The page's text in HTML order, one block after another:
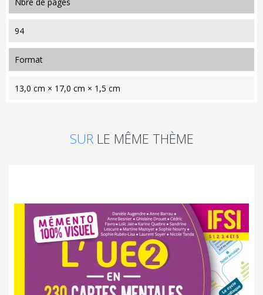
94
format
13,0 cm × 17,0 cm × 1,5 cm
SUR LE MÊME THÈME